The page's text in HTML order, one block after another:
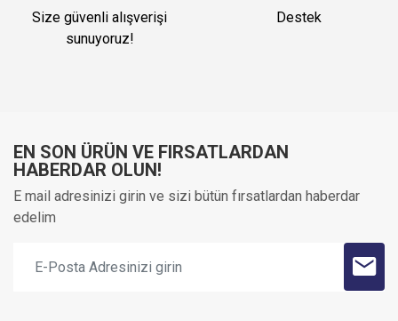
Oylama
Size güvenli alışverişi
sunuyoruz!
Destek
EN SON ÜRÜN VE FIRSATLARDAN
HABERDAR OLUN!
E mail adresinizi girin ve sizi bütün fırsatlardan haberdar
edelim